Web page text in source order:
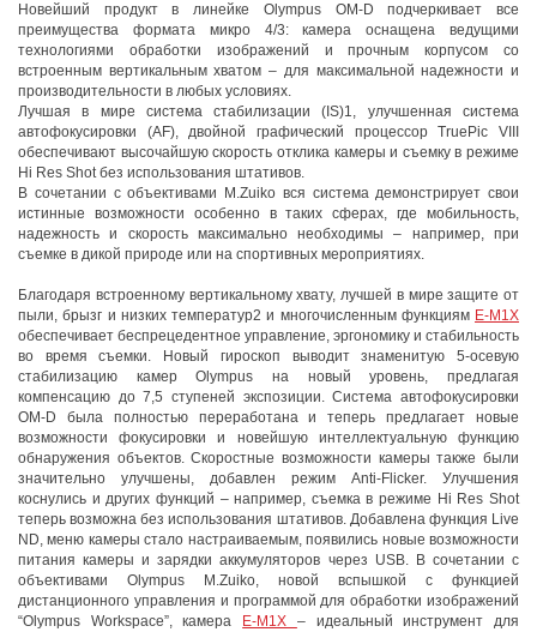
Новейший продукт в линейке Olympus OM-D подчеркивает все
преимущества формата микро 4/3: камера оснащена ведущими
технологиями обработки изображений и прочным корпусом со
встроенным вертикальным хватом – для максимальной надежности и
производительности в любых условиях.
Лучшая в мире система стабилизации (IS)1, улучшенная система
автофокусировки (AF), двойной графический процессор TruePic VIII
обеспечивают высочайшую скорость отклика камеры и съемку в режиме
Hi Res Shot без использования штативов.
В сочетании с объективами M.Zuiko вся система демонстрирует свои
истинные возможности особенно в таких сферах, где мобильность,
надежность и скорость максимально необходимы – например, при
съемке в дикой природе или на спортивных мероприятиях.
Благодаря встроенному вертикальному хвату, лучшей в мире защите от
пыли, брызг и низких температур2 и многочисленным функциям E-M1X
обеспечивает беспрецедентное управление, эргономику и стабильность
во время съемки. Новый гироскоп выводит знаменитую 5-осевую
стабилизацию камер Olympus на новый уровень, предлагая
компенсацию до 7,5 ступеней экспозиции. Система автофокусировки
OM-D была полностью переработана и теперь предлагает новые
возможности фокусировки и новейшую интеллектуальную функцию
обнаружения объектов. Скоростные возможности камеры также были
значительно улучшены, добавлен режим Anti-Flicker. Улучшения
коснулись и других функций – например, съемка в режиме Hi Res Shot
теперь возможна без использования штативов. Добавлена функция Live
ND, меню камеры стало настраиваемым, появились новые возможности
питания камеры и зарядки аккумуляторов через USB. В сочетании с
объективами Olympus M.Zuiko, новой вспышкой с функцией
дистанционного управления и программой для обработки изображений
“Olympus Workspace”, камера
E-M1X – идеальный инструмент для